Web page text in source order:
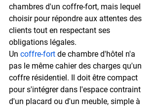
chambres d'un coffre-fort, mais lequel
choisir pour répondre aux attentes des
clients tout en respectant ses
obligations légales.
Un coffre-fort de chambre d'hôtel n'a
pas le même cahier des charges qu'un
coffre résidentiel. Il doit être compact
pour s'intégrer dans l'espace contraint
d'un placard ou d'un meuble, simple à